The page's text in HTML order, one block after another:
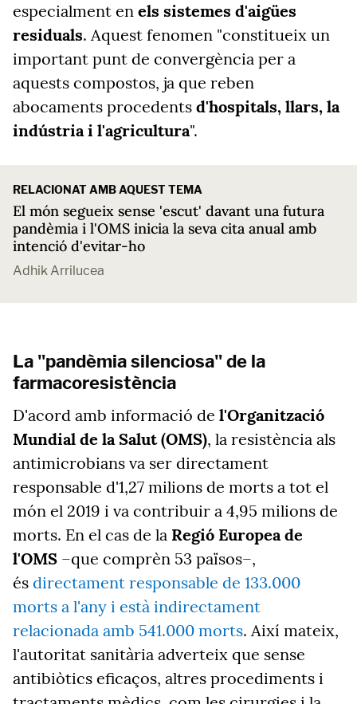
especialment en els sistemes d'aigües
residuals. Aquest fenomen "constitueix un
important punt de convergència per a
aquests compostos, ja que reben
abocaments procedents d'hospitals, llars, la
indústria i l'agricultura".
RELACIONAT AMB AQUEST TEMA
El món segueix sense 'escut' davant una futura
pandèmia i l'OMS inicia la seva cita anual amb
intenció d'evitar-ho
Adhik Arrilucea
La "pandèmia silenciosa" de la
farmacoresistència
D'acord amb informació de l'Organització
Mundial de la Salut (OMS), la resistència als
antimicrobians va ser directament
responsable d'1,27 milions de morts a tot el
món el 2019 i va contribuir a 4,95 milions de
morts. En el cas de la Regió Europea de
l'OMS –que comprèn 53 països–,
és directament responsable de 133.000
morts a l'any i està indirectament
relacionada amb 541.000 morts. Així mateix,
l'autoritat sanitària adverteix que sense
antibiòtics eficaços, altres procediments i